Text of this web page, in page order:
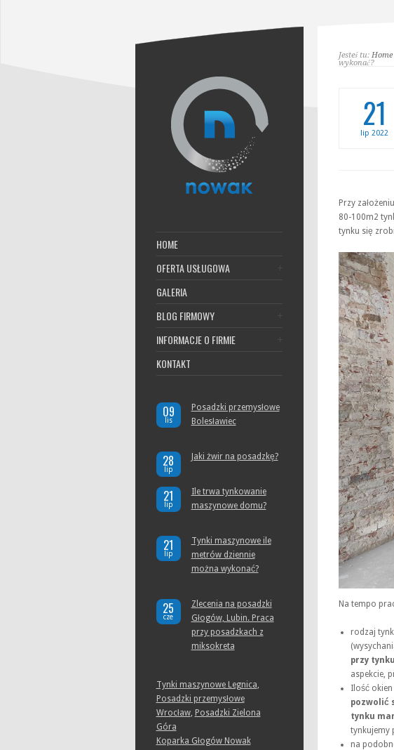
Jesteś tu: Home
wykonać?
21
lip 2022
Przy
80-100m2
tynku się
Na tempo
rodzaj
przy
aspekcie,
Ilość
pozwolić
tynku
tynkujemy
na
HOME
OFERTA USŁUGOWA
GALERIA
BLOG FIRMOWY
INFORMACJE O FIRMIE
KONTAKT
09
lis
Posadzki przemysłowe
Bolesławiec
28
lip
Jaki żwir na posadzkę?
21
lip
Ile trwa tynkowanie
maszynowe domu?
21
lip
Tynki maszynowe ile
metrów dziennie
można wykonać?
25
cze
Zlecenia na posadzki
Głogów, Lubin. Praca
przy posadzkach z
miksokreta
Tynki maszynowe Legnica,
Posadzki przemysłowe
Wrocław, Posadzki Zielona
Góra
Koparka Głogów Nowak